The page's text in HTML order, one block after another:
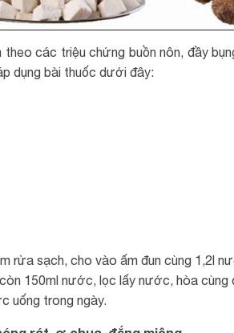
các triệu chứng buồn nôn, đầy
dụng bài thuốc dưới đây:
rửa sạch, cho vào ấm đun cùng 1,2l
150ml nước, lọc lấy nước, hòa cùng
uống trong ngày.